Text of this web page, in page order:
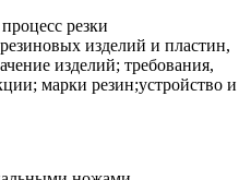
резки
изделий и пластин,
изделий; требования,
марки резин;устройство и